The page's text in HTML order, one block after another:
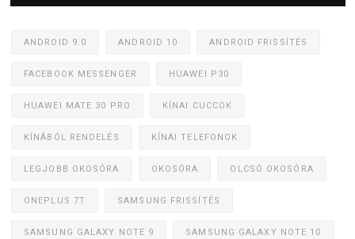
ANDROID 9.0 ANDROID 10 ANDROID FRISSÍTÉS
FACEBOOK MESSENGER HUAWEI P30
HUAWEI MATE 30 PRO KÍNAI CUCCOK
KÍNÁBÓL RENDELÉS KÍNAI TELEFONOK
LEGJOBB OKOSÓRA OKOSÓRA OLCSÓ OKOSÓRA
ONEPLUS 7T SAMSUNG FRISSÍTÉS
SAMSUNG GALAXY NOTE 9 SAMSUNG GALAXY NOTE 10